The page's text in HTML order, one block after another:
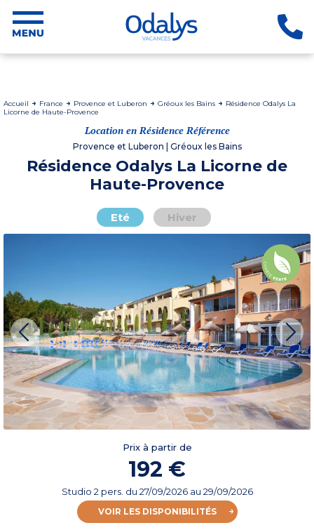
Accueil France Provence et Luberon Gréoux les Bains
Résidence Odalys La
Licorne de Haute-Provence
Location en Résidence Référence
Provence et Luberon | Gréoux les Bains
Résidence Odalys La Licorne de
Haute-Provence
Eté Hiver
Prix à partir de
192 €
Studio 2 pers. du 27/09/2026au 29/09/2026
VOIR LES DISPONIBILITÉS